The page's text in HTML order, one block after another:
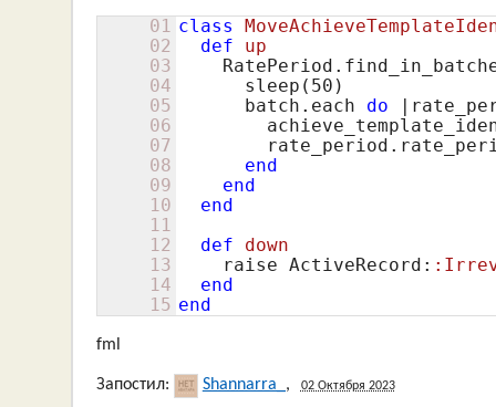
01
02
03
04
05
06
07
08
09
10
11
12
13
14
15
class
def
up
sleep ( 50 )
      batch.
each do
end
end
end
def
down
raise ActiveRecord:
end
end
fml
Запостил: Shannarra_ , 02 Октября 2023